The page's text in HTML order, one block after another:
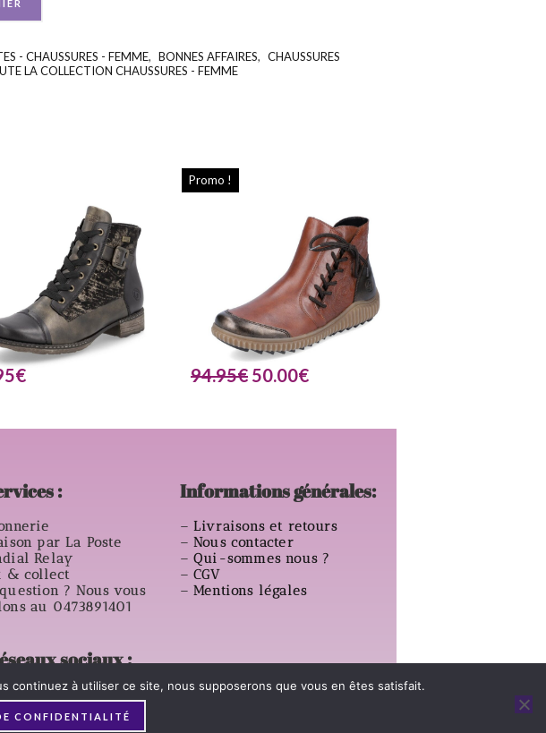
- CHAUSSURES - FEMME, BONNES AFFAIRES, CHAUSSURES
LA COLLECTION CHAUSSURES - FEMME
€
Promo !
94.95€ 50.00€
:
par La Poste
Relay
& collect
? Nous vous
au 0473891401
sociaux :
Informations générales:
– Livraisons et retours
– Nous contacter
– Qui-sommes nous ?
– CGV
– Mentions légales
continuez à utiliser ce site, nous supposerons que vous en êtes satisfait.
CONFIDENTIALITÉ